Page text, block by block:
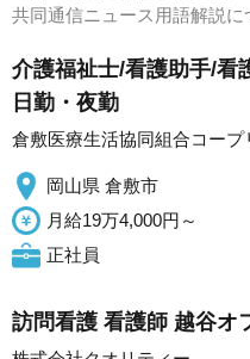
共同通信ニュース用語解説
介護福祉士/看護助手/看
日勤・夜勤
倉敷医療生活協同組合コー
岡山県 倉敷市
月給19万4,000円～
正社員
訪問看護 看護師 越谷オ